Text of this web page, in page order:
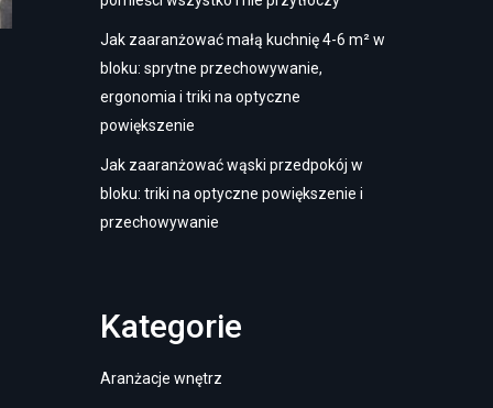
Jak zaaranżować małą kuchnię 4-6 m² w
bloku: sprytne przechowywanie,
ergonomia i triki na optyczne
powiększenie
Jak zaaranżować wąski przedpokój w
bloku: triki na optyczne powiększenie i
przechowywanie
Kategorie
Aranżacje wnętrz